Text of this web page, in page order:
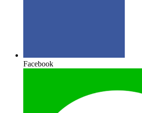
Facebook